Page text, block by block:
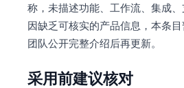
称，未描述功能、工作流、集成、
因缺乏可核实的产品信息，本条
团队公开完整介绍后再更新。
采用前建议核对